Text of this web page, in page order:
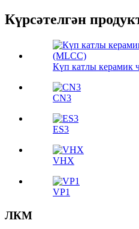
Күрсәтелгән
Күп катлы керамик
CN3
ES3
VHX
VP1
ЛКМ